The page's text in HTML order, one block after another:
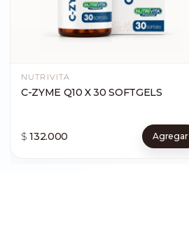
NUTRIVITA
C-ZYME Q10 X 30 SOFTGELS
$ 132.000 Agregar